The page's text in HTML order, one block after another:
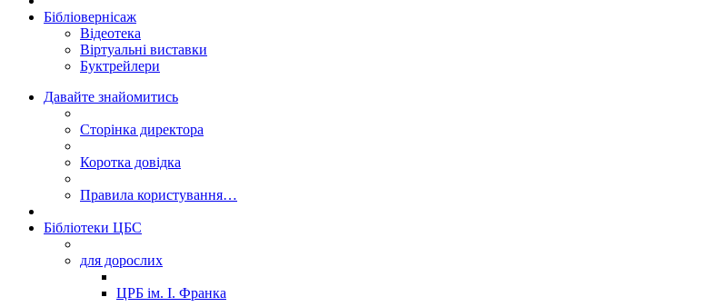
Бібліовернісаж
Відеотека
Віртуальні виставки
Буктрейлери
Давайте знайомитись
Сторінка директора
Коротка довідка
Правила користування…
Бібліотеки ЦБС
для дорослих
ЦРБ ім. І. Франка